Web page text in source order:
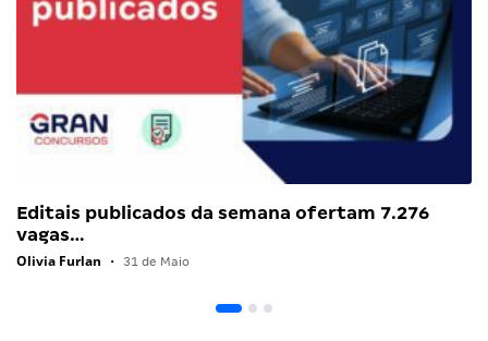
Editais publicados da semana ofertam 7.276
vagas…
Olivia Furlan • 31 de Maio